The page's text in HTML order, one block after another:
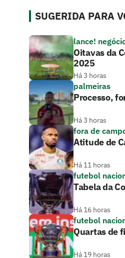
SUGERIDA PARA
lance!
Oitavas da
2025
Há 3 horas
palmeiras
Processo,
Há 3 horas
fora de
Atitude de
Há 11 horas
futebol
Tabela da
Há 16 horas
futebol
Quartas de
Há 19 horas